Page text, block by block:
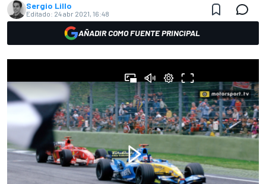
Sergio Lillo
Editado: 24 abr 2021, 16:48
AÑADIR COMO FUENTE PRINCIPAL